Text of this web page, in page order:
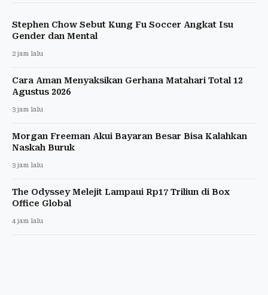
Stephen Chow Sebut Kung Fu Soccer Angkat Isu
Gender dan Mental
2 jam lalu
Cara Aman Menyaksikan Gerhana Matahari Total 12
Agustus 2026
3 jam lalu
Morgan Freeman Akui Bayaran Besar Bisa Kalahkan
Naskah Buruk
3 jam lalu
The Odyssey Melejit Lampaui Rp17 Triliun di Box
Office Global
4 jam lalu